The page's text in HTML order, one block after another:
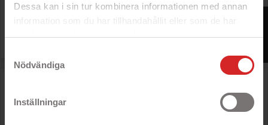
Dessa kan i sin tur kombinera informationen med annan
information som du har tillhandahållit eller som de har
samlat in när du har använt deras tjänster.
Nödvändiga
Inställningar
Rek: 479 kr
349 kr
Pris